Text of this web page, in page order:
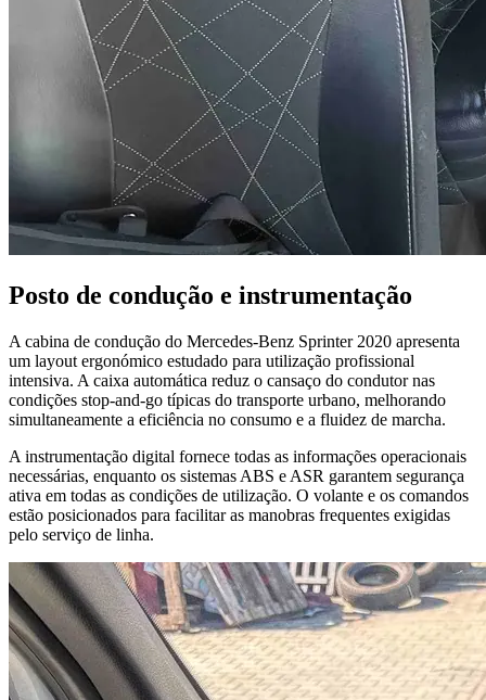
Posto de condução e instrumentação
A cabina de condução do Mercedes-Benz Sprinter 2020 apresenta
um layout ergonómico estudado para utilização profissional
intensiva. A caixa automática reduz o cansaço do condutor nas
condições stop-and-go típicas do transporte urbano, melhorando
simultaneamente a eficiência no consumo e a fluidez de marcha.
A instrumentação digital fornece todas as informações operacionais
necessárias, enquanto os sistemas ABS e ASR garantem segurança
ativa em todas as condições de utilização. O volante e os comandos
estão posicionados para facilitar as manobras frequentes exigidas
pelo serviço de linha.